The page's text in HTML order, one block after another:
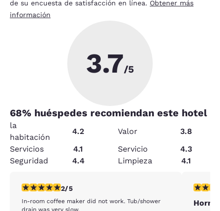
de su encuesta de satisfacción en línea. Obtener más
información
3.7/5
68% huéspedes recomiendan este hotel
la
habitación
4.2 Valor
3.8
Servicios
4.1 Servicio
4.3
Seguridad
4.4 Limpieza 4.1
calificación de 2 estrellas. Feria. 1 reseña
2/5
In-room coffee maker did not work. Tub/shower
drain was very slow.